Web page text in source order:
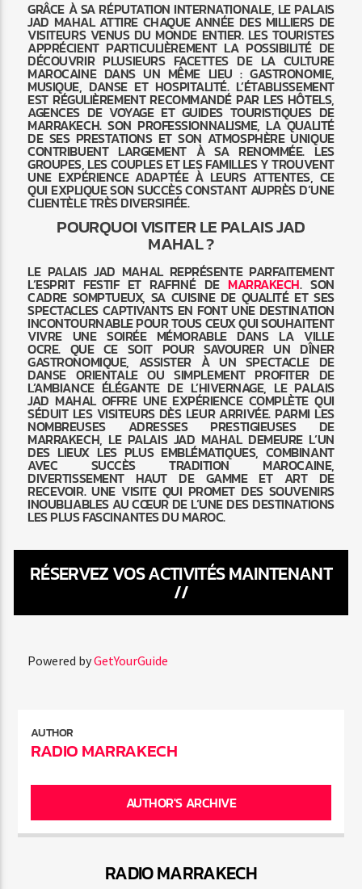
GRÂCE À SA RÉPUTATION INTERNATIONALE, LE PALAIS
JAD MAHAL ATTIRE CHAQUE ANNÉE DES MILLIERS DE
VISITEURS VENUS DU MONDE ENTIER. LES TOURISTES
APPRÉCIENT PARTICULIÈREMENT LA POSSIBILITÉ DE
DÉCOUVRIR PLUSIEURS FACETTES DE LA CULTURE
MAROCAINE DANS UN MÊME LIEU : GASTRONOMIE,
MUSIQUE, DANSE ET HOSPITALITÉ. L’ÉTABLISSEMENT
EST RÉGULIÈREMENT RECOMMANDÉ PAR LES HÔTELS,
AGENCES DE VOYAGE ET GUIDES TOURISTIQUES DE
MARRAKECH. SON PROFESSIONNALISME, LA QUALITÉ
DE SES PRESTATIONS ET SON ATMOSPHÈRE UNIQUE
CONTRIBUENT LARGEMENT À SA RENOMMÉE. LES
GROUPES, LES COUPLES ET LES FAMILLES Y TROUVENT
UNE EXPÉRIENCE ADAPTÉE À LEURS ATTENTES, CE
QUI EXPLIQUE SON SUCCÈS CONSTANT AUPRÈS D’UNE
CLIENTÈLE TRÈS DIVERSIFIÉE.
POURQUOI VISITER LE PALAIS JAD
MAHAL ?
LE PALAIS JAD MAHAL REPRÉSENTE PARFAITEMENT
L’ESPRIT FESTIF ET RAFFINÉ DEMARRAKECH. SON
CADRE SOMPTUEUX, SA CUISINE DE QUALITÉ ET SES
SPECTACLES CAPTIVANTS EN FONT UNE DESTINATION
INCONTOURNABLE POUR TOUS CEUX QUI SOUHAITENT
VIVRE UNE SOIRÉE MÉMORABLE DANS LA VILLE
OCRE. QUE CE SOIT POUR SAVOURER UN DÎNER
GASTRONOMIQUE, ASSISTER À UN SPECTACLE DE
DANSE ORIENTALE OU SIMPLEMENT PROFITER DE
L’AMBIANCE ÉLÉGANTE DE L’HIVERNAGE, LE PALAIS
JAD MAHAL OFFRE UNE EXPÉRIENCE COMPLÈTE QUI
SÉDUIT LES VISITEURS DÈS LEUR ARRIVÉE. PARMI LES
NOMBREUSES ADRESSES PRESTIGIEUSES DE
MARRAKECH, LE PALAIS JAD MAHAL DEMEURE L’UN
DES LIEUX LES PLUS EMBLÉMATIQUES, COMBINANT
AVEC SUCCÈS TRADITION MAROCAINE,
DIVERTISSEMENT HAUT DE GAMME ET ART DE
RECEVOIR. UNE VISITE QUI PROMET DES SOUVENIRS
INOUBLIABLES AU CŒUR DE L’UNE DES DESTINATIONS
LES PLUS FASCINANTES DU MAROC.
RÉSERVEZ VOS ACTIVITÉS MAINTENANT
//
Powered byGetYourGuide
AUTHOR
RADIO MARRAKECH
AUTHOR'S ARCHIVE
RADIO MARRAKECH